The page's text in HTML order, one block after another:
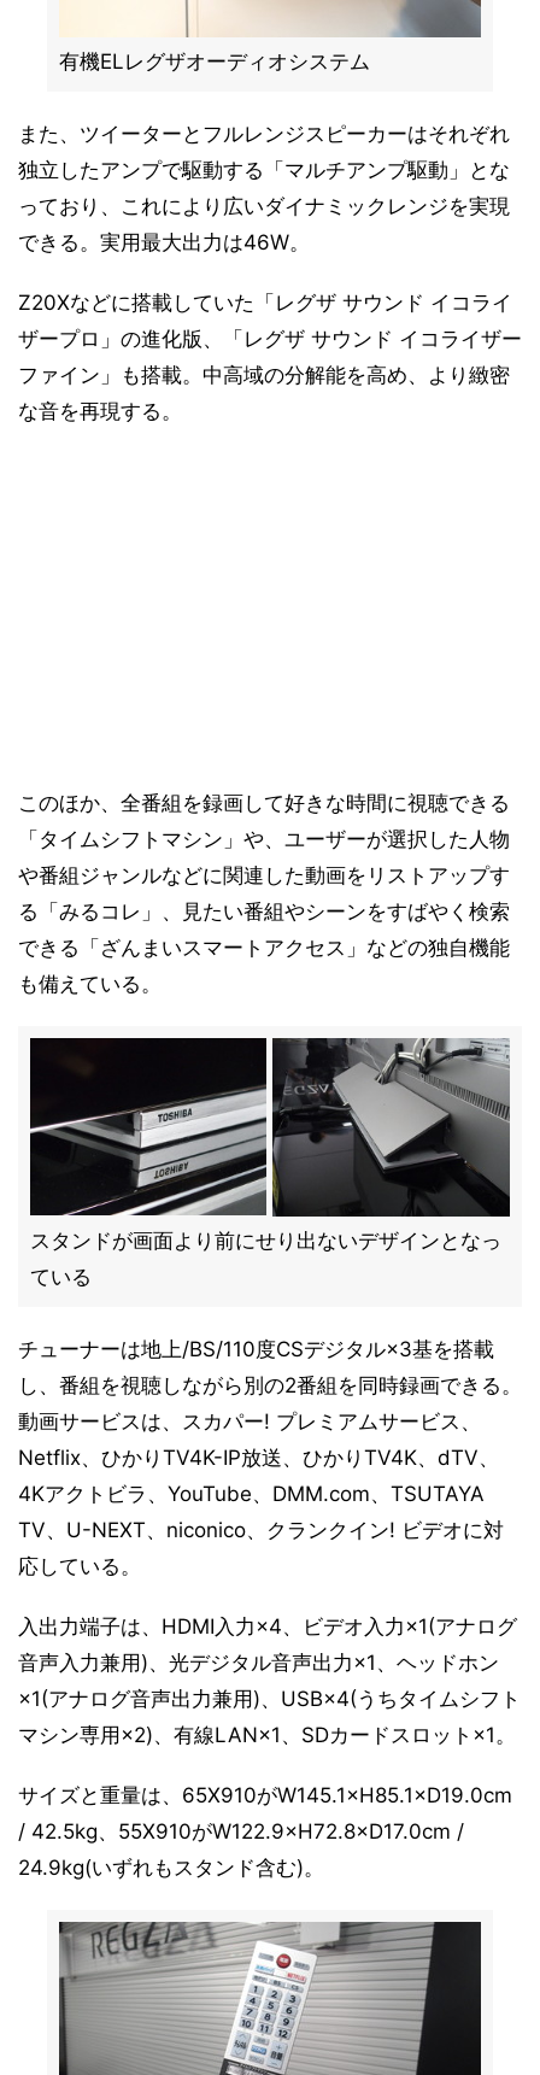
有機ELレグザオーディオシステム
また、ツイーターとフルレンジスピーカーはそれぞれ
独立したアンプで駆動する「マルチアンプ駆動」とな
っており、これにより広いダイナミックレンジを実現
できる。実用最大出力は46W。
Z20Xなどに搭載していた「レグザ サウンド イコライ
ザープロ」の進化版、「レグザ サウンド イコライザー
ファイン」も搭載。中高域の分解能を高め、より緻密
な音を再現する。
このほか、全番組を録画して好きな時間に視聴できる
「タイムシフトマシン」や、ユーザーが選択した人物
や番組ジャンルなどに関連した動画をリストアップす
る「みるコレ」、見たい番組やシーンをすばやく検索
できる「ざんまいスマートアクセス」などの独自機能
も備えている。
スタンドが画面より前にせり出ないデザインとなっ
ている
チューナーは地上/BS/110度CSデジタル×3基を搭載
し、番組を視聴しながら別の2番組を同時録画できる。
動画サービスは、スカパー! プレミアムサービス、
Netflix、ひかりTV4K-IP放送、ひかりTV4K、dTV、
4Kアクトビラ、YouTube、DMM.com、TSUTAYA
TV、U-NEXT、niconico、クランクイン! ビデオに対
応している。
入出力端子は、HDMI入力×4、ビデオ入力×1(アナログ
音声入力兼用)、光デジタル音声出力×1、ヘッドホン
×1(アナログ音声出力兼用)、USB×4(うちタイムシフト
マシン専用×2)、有線LAN×1、SDカードスロット×1。
サイズと重量は、65X910がW145.1×H85.1×D19.0cm
/ 42.5kg、55X910がW122.9×H72.8×D17.0cm /
24.9kg(いずれもスタンド含む)。